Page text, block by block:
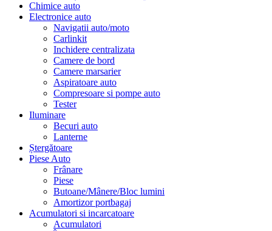
Chimice auto
Electronice auto
Navigatii auto/moto
Carlinkit
Inchidere centralizata
Camere de bord
Camere marsarier
Aspiratoare auto
Compresoare si pompe auto
Tester
Iluminare
Becuri auto
Lanterne
Ștergătoare
Piese Auto
Frânare
Piese
Butoane/Mânere/Bloc lumini
Amortizor portbagaj
Acumulatori si incarcatoare
Acumulatori